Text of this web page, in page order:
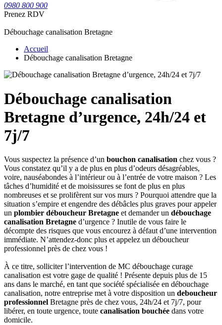
0980 800 900
Prenez RDV
Débouchage canalisation Bretagne
Accueil
Débouchage canalisation Bretagne
Débouchage canalisation
Bretagne d’urgence, 24h/24 et
7j/7
Vous suspectez la présence d’un bouchon canalisation chez vous ?
Vous constatez qu’il y a de plus en plus d’odeurs désagréables,
voire, nauséabondes à l’intérieur ou à l’entrée de votre maison ? Les
tâches d’humidité et de moisissures se font de plus en plus
nombreuses et se prolifèrent sur vos murs ? Pourquoi attendre que la
situation s’empire et engendre des débâcles plus graves pour appeler
un plombier déboucheur Bretagne et demander un débouchage
canalisation Bretagne d’urgence ? Inutile de vous faire le
décompte des risques que vous encourez à défaut d’une intervention
immédiate. N’attendez-donc plus et appelez un déboucheur
professionnel près de chez vous !
À ce titre, solliciter l’intervention de MC débouchage curage
canalisation est votre gage de qualité ! Présente depuis plus de 15
ans dans le marché, en tant que société spécialisée en débouchage
canalisation, notre entreprise met à votre disposition un deboucheur
professionnel Bretagne près de chez vous, 24h/24 et 7j/7, pour
libérer, en toute urgence, toute canalisation bouchée dans votre
domicile.